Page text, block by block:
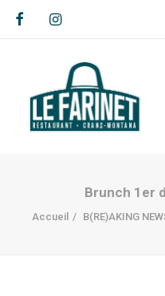
Brunch 1er
Accueil B(RE)AKING